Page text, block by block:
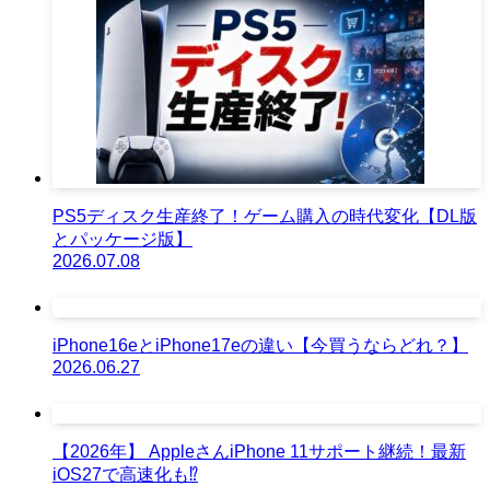
PS5ディスク生産終了！ゲーム購入の時代変化【DL版
とパッケージ版】
2026.07.08
iPhone16eとiPhone17eの違い【今買うならどれ？】
2026.06.27
【2026年】 AppleさんiPhone 11サポート継続！最新
iOS27で高速化も⁉︎